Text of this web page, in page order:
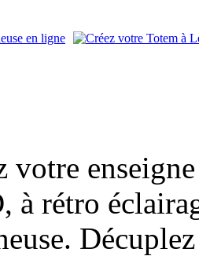
votre
à rétro